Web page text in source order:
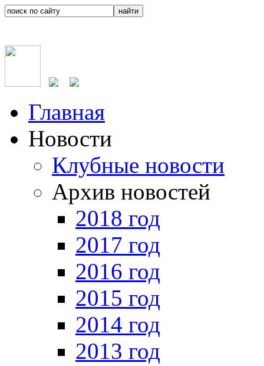
Главная
Новости
Клубные новости
Архив новостей
2018 год
2017 год
2016 год
2015 год
2014 год
2013 год